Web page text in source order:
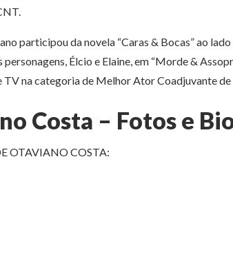
participou da novela “Caras & Bocas” ao
Élcio e Elaine, em “Morde &
TV na categoria de Melhor Ator Coadjuvante de
Costa – Fotos e
OTAVIANO COSTA: